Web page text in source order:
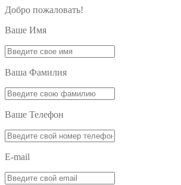
Добро пожаловать!
Ваше Имя
Ваша Фамилия
Ваше Телефон
E-mail